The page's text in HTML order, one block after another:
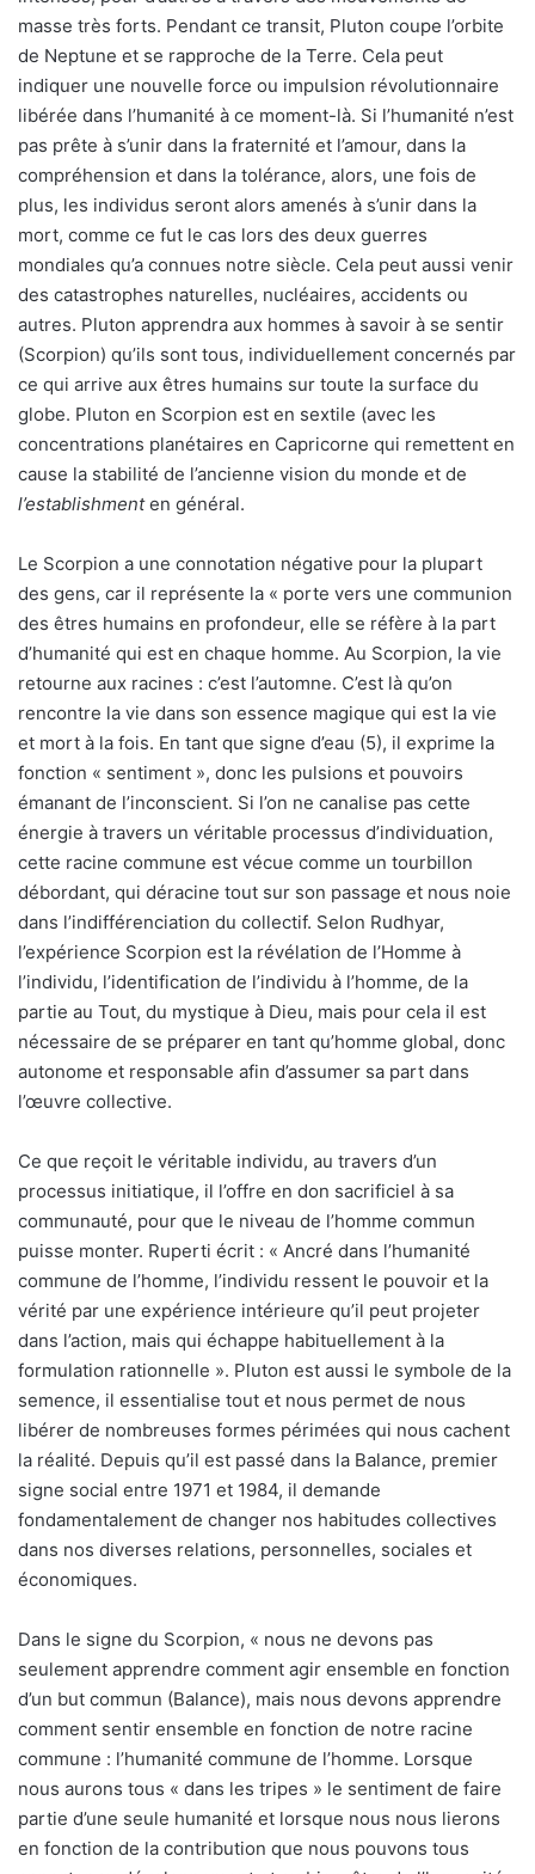
masse très forts. Pendant ce transit, Pluton coupe l’orbite
de Neptune et se rapproche de la Terre. Cela peut
indiquer une nouvelle force ou impulsion révolutionnaire
libérée dans l’humanité à ce moment-là. Si l’humanité n’est
pas prête à s’unir dans la fraternité et l’amour, dans la
compréhension et dans la tolérance, alors, une fois de
plus, les individus seront alors amenés à s’unir dans la
mort, comme ce fut le cas lors des deux guerres
mondiales qu’a connues notre siècle. Cela peut aussi venir
des catastrophes naturelles, nucléaires, accidents ou
autres. Pluton apprendra aux hommes à savoir à se sentir
(Scorpion) qu’ils sont tous, individuellement concernés par
ce qui arrive aux êtres humains sur toute la surface du
globe. Pluton en Scorpion est en sextile (avec les
concentrations planétaires en Capricorne qui remettent en
cause la stabilité de l’ancienne vision du monde et de
l’establishmenten général.
Le Scorpion a une connotation négative pour la plupart
des gens, car il représente la « porte vers une communion
des êtres humains en profondeur, elle se réfère à la part
d’humanité qui est en chaque homme. Au Scorpion, la vie
retourne aux racines : c’est l’automne. C’est là qu’on
rencontre la vie dans son essence magique qui est la vie
et mort à la fois. En tant que signe d’eau (5), il exprime la
fonction « sentiment », donc les pulsions et pouvoirs
émanant de l’inconscient. Si l’on ne canalise pas cette
énergie à travers un véritable processus d’individuation,
cette racine commune est vécue comme un tourbillon
débordant, qui déracine tout sur son passage et nous noie
dans l’indifférenciation du collectif. Selon Rudhyar,
l’expérience Scorpion est la révélation de l’Homme à
l’individu, l’identification de l’individu à l’homme, de la
partie au Tout, du mystique à Dieu, mais pour cela il est
nécessaire de se préparer en tant qu’homme global, donc
autonome et responsable afin d’assumer sa part dans
l’œuvre collective.
Ce que reçoit le véritable individu, au travers d’un
processus initiatique, il l’offre en don sacrificiel à sa
communauté, pour que le niveau de l’homme commun
puisse monter. Ruperti écrit : « Ancré dans l’humanité
commune de l’homme, l’individu ressent le pouvoir et la
vérité par une expérience intérieure qu’il peut projeter
dans l’action, mais qui échappe habituellement à la
formulation rationnelle ». Pluton est aussi le symbole de la
semence, il essentialise tout et nous permet de nous
libérer de nombreuses formes périmées qui nous cachent
la réalité. Depuis qu’il est passé dans la Balance, premier
signe social entre 1971 et 1984, il demande
fondamentalement de changer nos habitudes collectives
dans nos diverses relations, personnelles, sociales et
économiques.
Dans le signe du Scorpion, « nous ne devons pas
seulement apprendre comment agir ensemble en fonction
d’un but commun (Balance), mais nous devons apprendre
comment sentir ensemble en fonction de notre racine
commune : l’humanité commune de l’homme. Lorsque
nous aurons tous « dans les tripes » le sentiment de faire
partie d’une seule humanité et lorsque nous nous lierons
en fonction de la contribution que nous pouvons tous